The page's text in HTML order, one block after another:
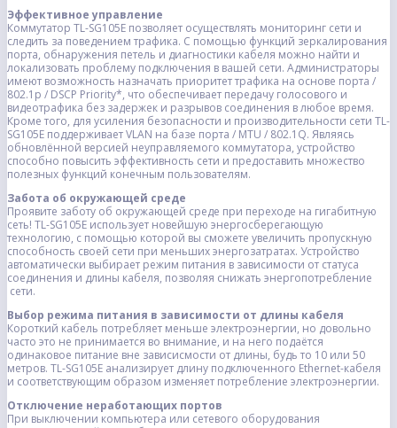
Эффективное управление
Коммутатор TL-SG105E позволяет осуществлять мониторинг сети и
следить за поведением трафика. С помощью функций зеркалирования
порта, обнаружения петель и диагностики кабеля можно найти и
локализовать проблему подключения в вашей сети. Администраторы
имеют возможность назначать приоритет трафика на основе порта /
802.1p / DSCP Priority*, что обеспечивает передачу голосового и
видеотрафика без задержек и разрывов соединения в любое время.
Кроме того, для усиления безопасности и производительности сети TL-
SG105E поддерживает VLAN на базе порта / MTU / 802.1Q. Являясь
обновлённой версией неуправляемого коммутатора, устройство
способно повысить эффективность сети и предоставить множество
полезных функций конечным пользователям.
Забота об окружающей среде
Проявите заботу об окружающей среде при переходе на гигабитную
сеть! TL-SG105E использует новейшую энергосберегающую
технологию, с помощью которой вы сможете увеличить пропускную
способность своей сети при меньших энергозатратах. Устройство
автоматически выбирает режим питания в зависимости от статуса
соединения и длины кабеля, позволяя снижать энергопотребление
сети.
Выбор режима питания в зависимости от длины кабеля
Короткий кабель потребляет меньше электроэнергии, но довольно
часто это не принимается во внимание, и на него подаётся
одинаковое питание вне зависисмости от длины, будь то 10 или 50
метров. TL-SG105E анализирует длину подключенного Ethernet-кабеля
и соответствующим образом изменяет потребление электроэнергии.
Отключение неработающих портов
При выключении компьютера или сетевого оборудования